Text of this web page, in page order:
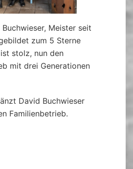
Meister seit
zum 5 Sterne
stolz, nun den
mit drei Generationen
David Buchwieser
Familienbetrieb.